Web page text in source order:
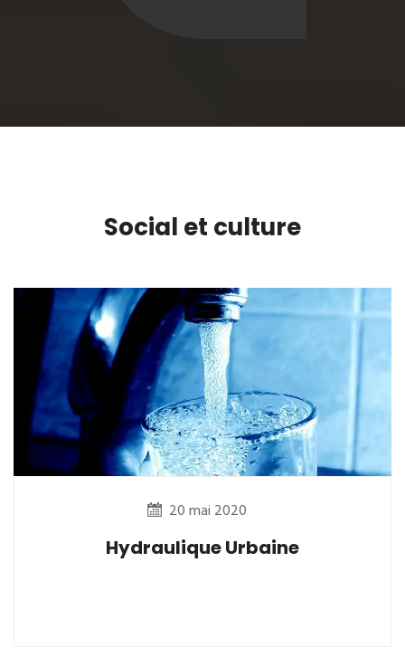
Social et culture
20 mai 2020
Hydraulique Urbaine